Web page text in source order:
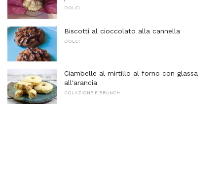
DOLCI
Biscotti al cioccolato alla cannella
DOLCI
Ciambelle al mirtillo al forno con glassa
all'arancia
COLAZIONE E BRUNCH